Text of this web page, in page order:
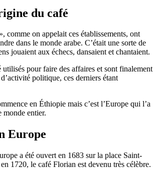
du café
comme on appelait ces établissements, ont
dans le monde arabe. C’était une sorte de
jouaient aux échecs, dansaient et chantaient.
utilisés pour faire des affaires et sont finalement
politique, ces derniers étant
en Éthiopie mais c’est l’Europe qui l’a
monde entier.
Europe
a été ouvert en 1683 sur la place Saint-
1720, le café Florian est devenu très célèbre.